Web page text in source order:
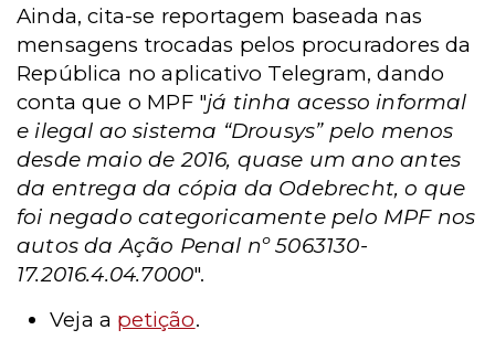
Ainda, cita-se reportagem baseada nas
mensagens trocadas pelos procuradores da
República no aplicativo Telegram, dando
conta que o MPF "já tinha acesso informal
e ilegal ao sistema “Drousys” pelo menos
desde maio de 2016, quase um ano antes
da entrega da cópia da Odebrecht, o que
foi negado categoricamente pelo MPF nos
autos da Ação Penal nº 5063130-
17.2016.4.04.7000".
Veja a petição.